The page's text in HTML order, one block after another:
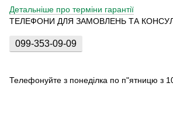
Детальніше про терміни гарантії
ТЕЛЕФОНИ ДЛЯ ЗАМОВЛЕНЬ ТА
099-353-09-09
Телефонуйте з понеділка по п"ятницю з